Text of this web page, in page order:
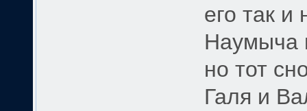
его так и
Наумыча
но тот
Галя и